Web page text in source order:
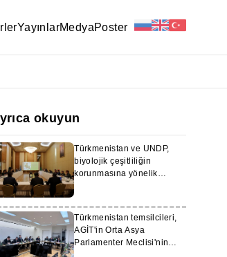
YayınlarMedyaPoster
okuyun
Türkmenistan ve UNDP,
biyolojik çeşitliliğin
korunmasına yönelik
Türkmenistan temsilcileri,
AGİT'in Orta Asya
Parlamenter Meclisi'nin